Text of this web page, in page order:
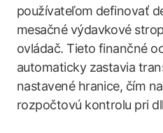
používateľom definovať
mesačné výdavkové
ovládač. Tieto finančné
automaticky zastavia
nastavené hranice, čím
rozpočtovú kontrolu pri